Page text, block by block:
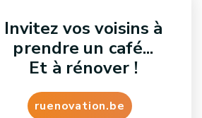
Invitez vos voisins à
prendre un café...
Et à rénover !
ruenovation.be